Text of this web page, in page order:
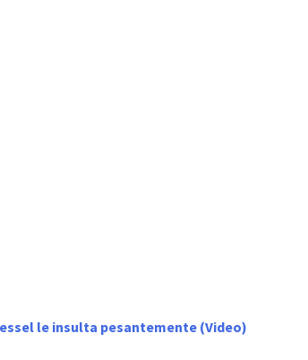
le insulta pesantemente (Video)